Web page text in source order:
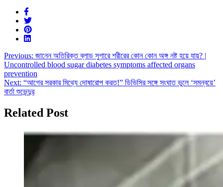
Post
navigation
Previous: জানেন অতিরিক্ত ব্লাড সুগারে শরীরের কোন কোন অঙ্গ নষ্ট হয়ে যায়? |
Uncontrolled blood sugar diabetes symptoms affected organs
prevention
Next: “আগের সরকার মিথ্যে দোষারোপ করত!” ডিভিসির সঙ্গে সংঘাত ভুলে ‘সমন্বয়ে’
বার্তা শুভেন্দুর
Related Post